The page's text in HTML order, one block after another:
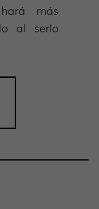
más
al serlo